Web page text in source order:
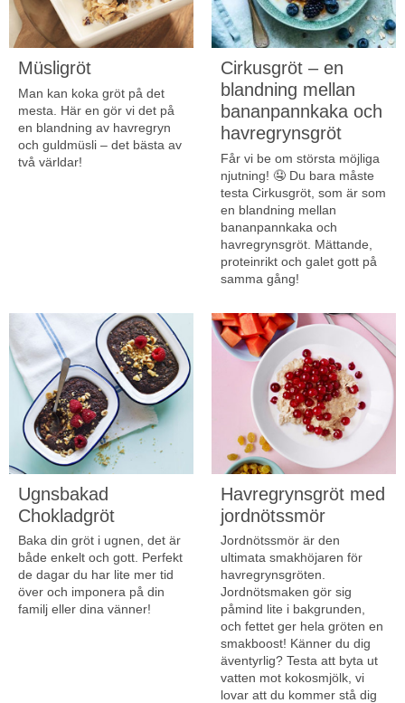
Müsligröt
Man kan koka gröt på det
mesta. Här en gör vi det på
en blandning av havregryn
och guldmüsli – det bästa av
två världar!
Cirkusgröt – en
blandning mellan
bananpannkaka och
havregrynsgröt
Får vi be om största möjliga
njutning! 🤤 Du bara måste
testa Cirkusgröt, som är som
en blandning mellan
bananpannkaka och
havregrynsgröt. Mättande,
proteinrikt och galet gott på
samma gång!
Ugnsbakad
Chokladgröt
Baka din gröt i ugnen, det är
både enkelt och gott. Perfekt
de dagar du har lite mer tid
över och imponera på din
familj eller dina vänner!
Havregrynsgröt med
jordnötssmör
Jordnötssmör är den
ultimata smakhöjaren för
havregrynsgröten.
Jordnötsmaken gör sig
påmind lite i bakgrunden,
och fettet ger hela gröten en
smakboost! Känner du dig
äventyrlig? Testa att byta ut
vatten mot kokosmjölk, vi
lovar att du kommer stå dig